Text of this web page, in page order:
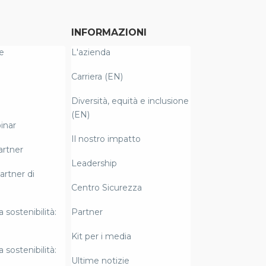
di
sostenibilità:
sostenibilità:
INFORMAZIONI
L'azienda
Carriera (EN)
Diversità, equità e inclusione
(EN)
Il nostro impatto
Leadership
Centro Sicurezza
Partner
Kit per i media
Ultime notizie